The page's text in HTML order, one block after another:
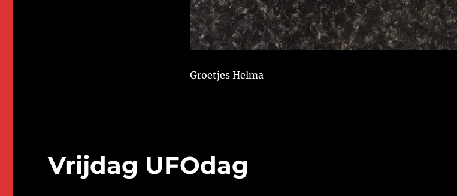
Groetjes Helma
Vrijdag UFOdag